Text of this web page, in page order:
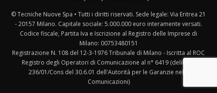
© Tecniche Nuove Spa • Tutti i diritti riservati. Sede legale: Via Eritrea 21
- 20157 Milano. Capitale sociale: 5.000.000 euro interamente versati.
Codice fiscale, Partita Iva e Iscrizione al Registro delle Imprese di
Milano: 00753480151
Registrazione N. 108 del 12-3-1976 Tribunale di Milano - Iscritta al ROC
Registro degli Operatori di Comunicazione al n° 6419 (delibera
236/01/Cons del 30.6.01 dell'Autorità per le Garanzie nelle
Comunicazioni)